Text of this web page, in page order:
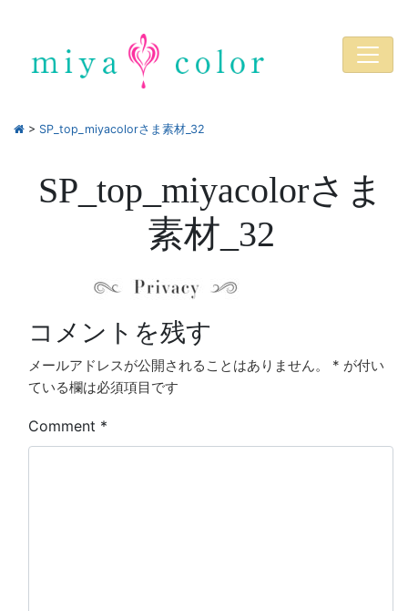
> SP_top_miyacolorさま素材_32
SP_top_miyacolorさま
素材_32
コメントを残す
メールアドレスが公開されることはありません。 * が付い
ている欄は必須項目です
Comment *